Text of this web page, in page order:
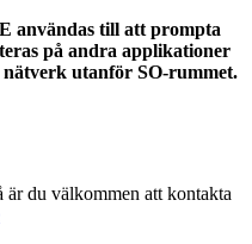
användas till att prompta
på andra applikationer
utanför SO-rummet.
du välkommen att kontakta